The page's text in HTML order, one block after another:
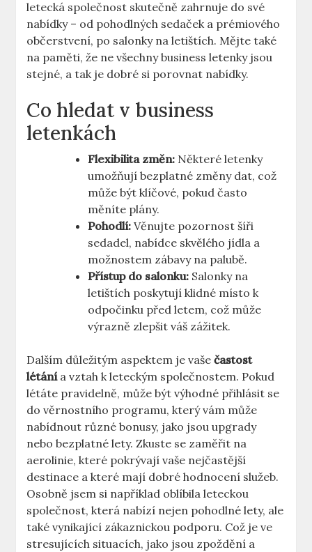
letecká společnost skutečně zahrnuje do své
nabídky – od pohodlných sedaček a prémiového
občerstvení, po salonky na letištích. Mějte také
na paměti, že ne všechny business letenky jsou
stejné, a tak je dobré si porovnat nabídky.
Co hledat v business
letenkách
Flexibilita změn: Některé letenky
umožňují bezplatné změny dat, což
může být klíčové, pokud často
měníte plány.
Pohodlí: Věnujte pozornost šíři
sedadel, nabídce skvělého jídla a
možnostem zábavy na palubě.
Přístup do salonku: Salonky na
letištích poskytují klidné místo k
odpočinku před letem, což může
výrazně zlepšit váš zážitek.
Dalším důležitým aspektem je vašečastost
létánía vztah k leteckým společnostem. Pokud
létáte pravidelně, může být výhodné přihlásit se
do věrnostního programu, který vám může
nabídnout různé bonusy, jako jsou upgrady
nebo bezplatné lety. Zkuste se zaměřit na
aerolinie, které pokrývají vaše nejčastější
destinace a které mají dobré hodnocení služeb.
Osobně jsem si například oblíbila leteckou
společnost, která nabízí nejen pohodlné lety, ale
také vynikající zákaznickou podporu. Což je ve
stresujících situacích, jako jsou zpoždění a